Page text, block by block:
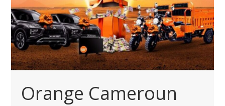
Orange Cameroun